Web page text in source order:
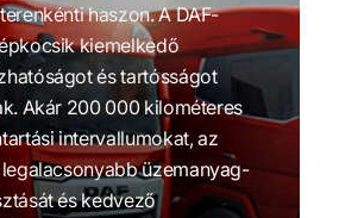
haszon. A DAF-
kiemelkedő
és tartósságot
Akár 200 000 kilométeres
intervallumokat, az
üzemanyag-
és kedvező